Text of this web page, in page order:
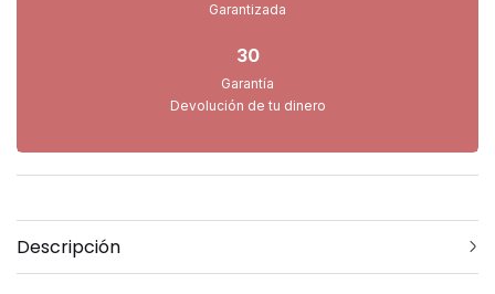
Garantizada
30
Garantía
Devolución de tu dinero
Descripción